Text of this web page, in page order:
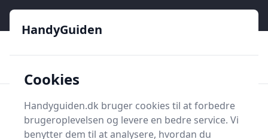
HandyGuiden
Søg nu
Søg nu
HandyGuiden
Cookies
Handyguiden.dk bruger cookies til at forbedre
brugeroplevelsen og levere en bedre service. Vi
benytter dem til at analysere, hvordan du